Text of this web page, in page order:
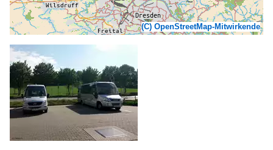
(C) OpenStreetMap-Mitwirkende